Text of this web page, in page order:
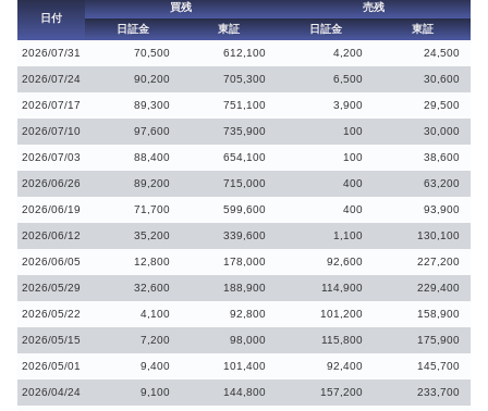
日付
買残
売残
日証金
東証 日証金
東証
2026/07/31
70,500 612,100 4,200 24,500
2026/07/24 90,200 705,300 6,500 30,600
2026/07/17 89,300 751,100 3,900 29,500
2026/07/10 97,600 735,900 100 30,000
2026/07/03 88,400 654,100 100 38,600
2026/06/26 89,200 715,000 400 63,200
2026/06/19 71,700 599,600 400 93,900
2026/06/12 35,200 339,600 1,100 130,100
2026/06/05 12,800 178,000 92,600 227,200
2026/05/29 32,600 188,900 114,900 229,400
2026/05/22 4,100 92,800 101,200 158,900
2026/05/15 7,200 98,000 115,800 175,900
2026/05/01 9,400 101,400 92,400 145,700
2026/04/24 9,100 144,800 157,200 233,700